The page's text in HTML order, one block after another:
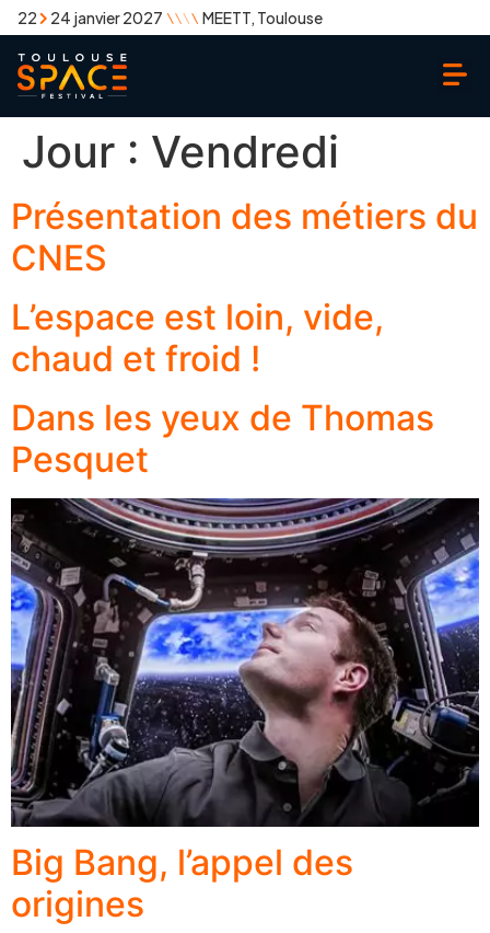
22 24 janvier 2027 MEETT, Toulouse
Jour : Vendredi
Présentation des métiers du
CNES
L’espace est loin, vide,
chaud et froid !
Dans les yeux de Thomas
Pesquet
Big Bang, l’appel des
origines